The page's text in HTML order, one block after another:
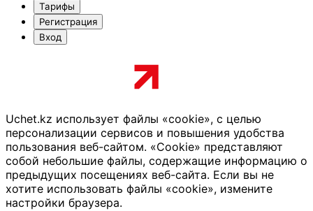
Тарифы
Регистрация
Вход
Uchet.kz использует файлы «cookie», с целью
персонализации сервисов и повышения удобства
пользования веб-сайтом. «Cookie» представляют
собой небольшие файлы, содержащие информацию о
предыдущих посещениях веб-сайта. Если вы не
хотите использовать файлы «cookie», измените
настройки браузера.